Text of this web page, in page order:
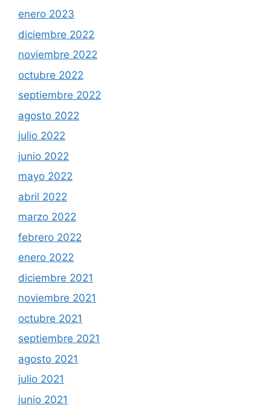
enero 2023
diciembre 2022
noviembre 2022
octubre 2022
septiembre 2022
agosto 2022
julio 2022
junio 2022
mayo 2022
abril 2022
marzo 2022
febrero 2022
enero 2022
diciembre 2021
noviembre 2021
octubre 2021
septiembre 2021
agosto 2021
julio 2021
junio 2021